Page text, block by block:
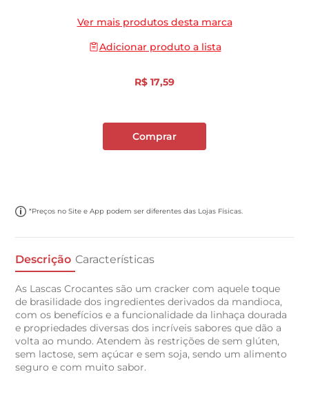
Ver mais produtos desta marca
Adicionar produto a lista
R$ 17,59
Comprar
*Preços no Site e App podem ser diferentes das Lojas Físicas.
Descrição Características
As Lascas Crocantes são um cracker com aquele toque
de brasilidade dos ingredientes derivados da mandioca,
com os benefícios e a funcionalidade da linhaça dourada
e propriedades diversas dos incríveis sabores que dão a
volta ao mundo. Atendem às restrições de sem glúten,
sem lactose, sem açúcar e sem soja, sendo um alimento
seguro e com muito sabor.